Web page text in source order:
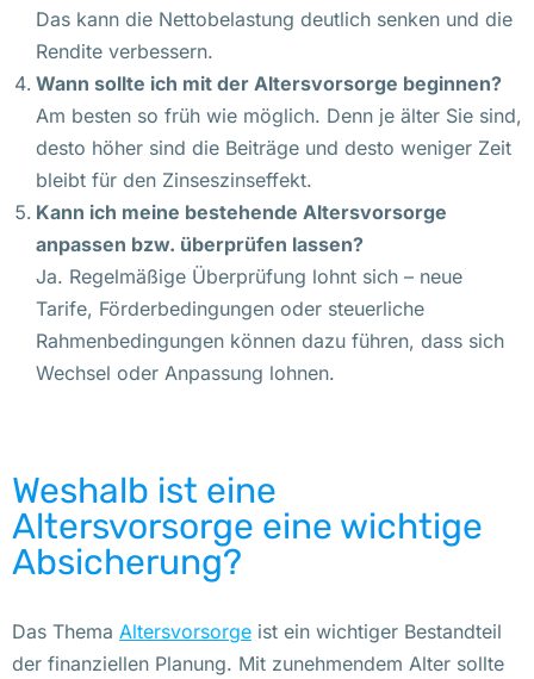
Das kann die Nettobelastung deutlich senken und die
Rendite verbessern.
Wann sollte ich mit der Altersvorsorge beginnen?
Am besten so früh wie möglich. Denn je älter Sie sind,
desto höher sind die Beiträge und desto weniger Zeit
bleibt für den Zinseszinseffekt.
Kann ich meine bestehende Altersvorsorge
anpassen bzw. überprüfen lassen?
Ja. Regelmäßige Überprüfung lohnt sich – neue
Tarife, Förderbedingungen oder steuerliche
Rahmenbedingungen können dazu führen, dass sich
Wechsel oder Anpassung lohnen.
Weshalb ist eine
Altersvorsorge eine wichtige
Absicherung?
Das Thema Altersvorsorge ist ein wichtiger Bestandteil
der finanziellen Planung. Mit zunehmendem Alter sollte